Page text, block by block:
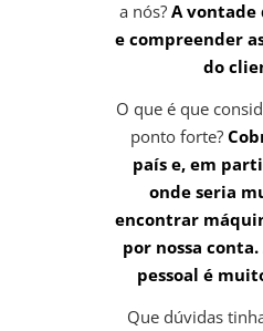
a nós?A
e compreender
do
O que é que
ponto forte?
país e, em
onde seria
encontrar
por nossa
pessoal é
Que dúvidas